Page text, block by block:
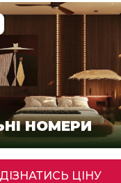
НОМЕРИ
ДІЗНАТИСЬ ЦІНУ